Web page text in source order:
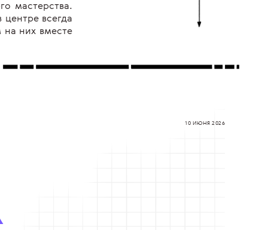
мастерства.
всегда
на них вместе
10 ИЮНЯ 2026